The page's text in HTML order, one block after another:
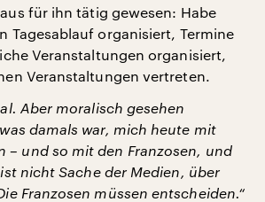
für ihn tätig gewesen: Habe
Tagesablauf organisiert, Termine
Veranstaltungen organisiert,
Veranstaltungen vertreten.
Aber moralisch gesehen
damals war, mich heute mit
– und so mit den Franzosen, und
nicht Sache der Medien, über
Franzosen müssen entscheiden.“